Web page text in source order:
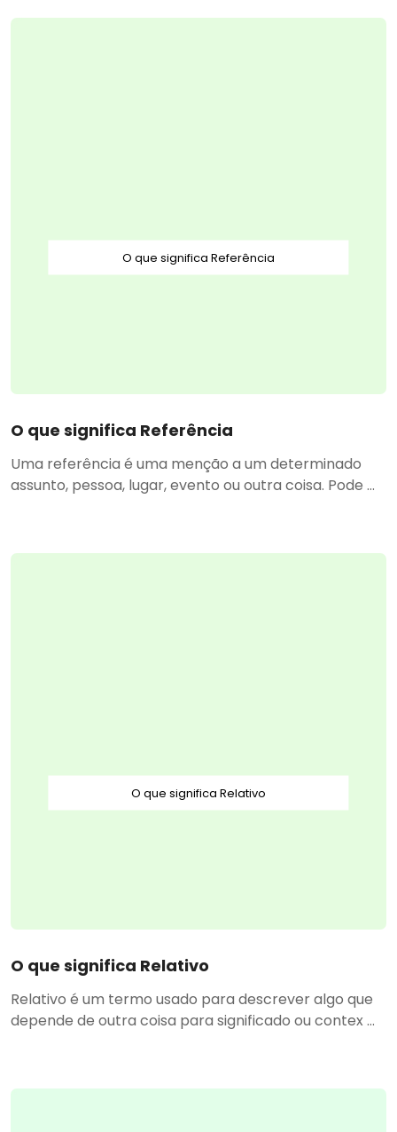
O que significa Referência
O que significa Referência
Uma referência é uma menção a um determinado
assunto, pessoa, lugar, evento ou outra coisa. Pode ...
O que significa Relativo
O que significa Relativo
Relativo é um termo usado para descrever algo que
depende de outra coisa para significado ou contex ...